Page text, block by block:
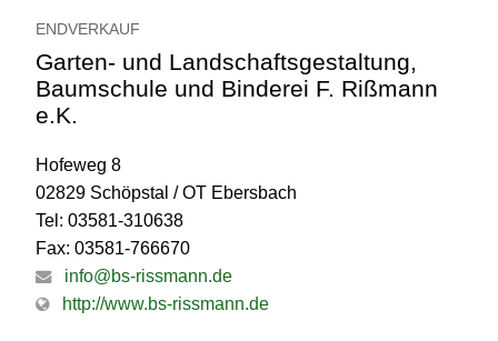
ENDVERKAUF
Garten- und Landschaftsgestaltung,
Baumschule und Binderei F. Rißmann
e.K.
Hofeweg 8
02829 Schöpstal / OT Ebersbach
Tel: 03581-310638
Fax: 03581-766670
info@bs-rissmann.de
http://www.bs-rissmann.de